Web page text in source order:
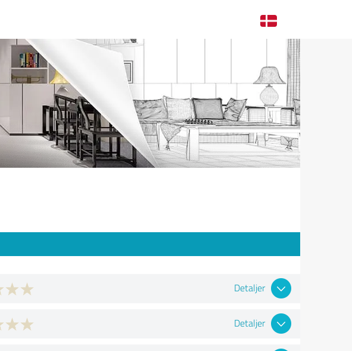
Detaljer
Detaljer